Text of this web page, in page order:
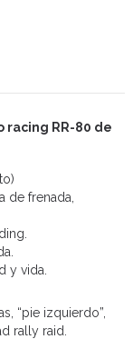
racing RR-80 de
de frenada,
y vida.
“pie izquierdo”,
rally raid.